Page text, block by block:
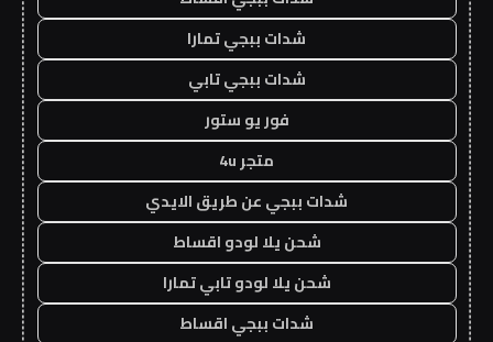
شدات ببجي تمارا
شدات ببجي تابي
فور يو ستور
متجر 4u
شدات ببجي عن طريق الايدي
شحن يلا لودو اقساط
شحن يلا لودو تابي تمارا
شدات ببجي اقساط